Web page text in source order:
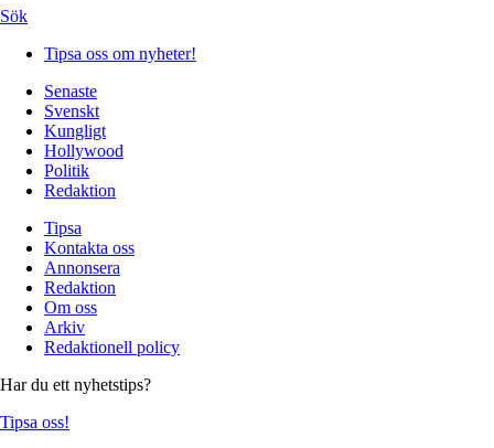
Sök
Tipsa oss om nyheter!
Senaste
Svenskt
Kungligt
Hollywood
Politik
Redaktion
Tipsa
Kontakta oss
Annonsera
Redaktion
Om oss
Arkiv
Redaktionell policy
Har du ett nyhetstips?
Tipsa oss!